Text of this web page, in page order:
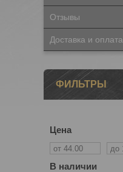
Отзывы
Доставка и оплата
ФИЛЬТРЫ
Цена
В наличии